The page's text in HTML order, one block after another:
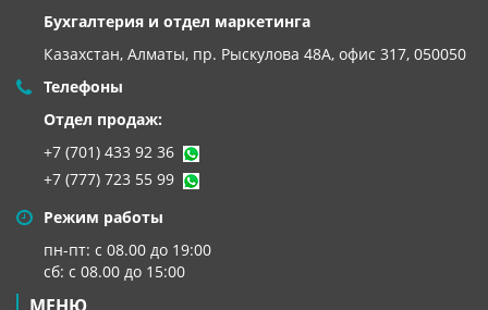
Бухгалтерия и отдел маркетинга
Казахстан, Алматы, пр. Рыскулова 48А, офис 317, 050050
Телефоны
Отдел продаж:
+7 (701) 433 92 36
+7 (777) 723 55 99
Режим работы
пн-пт: с 08.00 до 19:00
сб: с 08.00 до 15:00